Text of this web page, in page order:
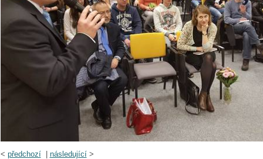
< předchozí| následující>